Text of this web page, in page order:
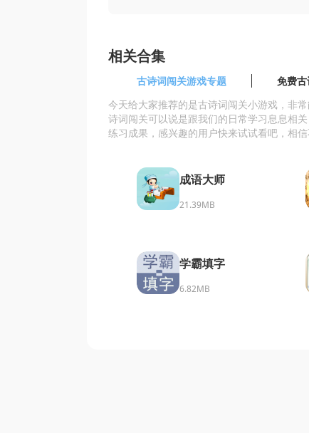
相关合集
古诗词闯关游戏专题
免费
今天给大家推荐的是古诗词闯关小游戏，非
诗词闯关可以说是跟我们的日常学习息息相
练习成果，感兴趣的用户快来试试看吧，相信
成语大师
21.39MB
学霸填字
6.82MB